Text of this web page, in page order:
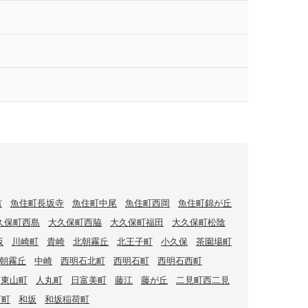
魚住町長坂寺 魚住町中尾 魚住町西岡
魚住町錦が丘
保町西島
大久保町西脇 大久保町福田
大久保町松陰
川崎町 貴崎 北朝霧丘 北王子町 小久保
茶園場町
霧丘
中崎 西明石北町 西明石町
西明石西町
東山町
人丸町 日富美町 藤江 藤が丘
二見町西二見
和坂 和坂稲荷町